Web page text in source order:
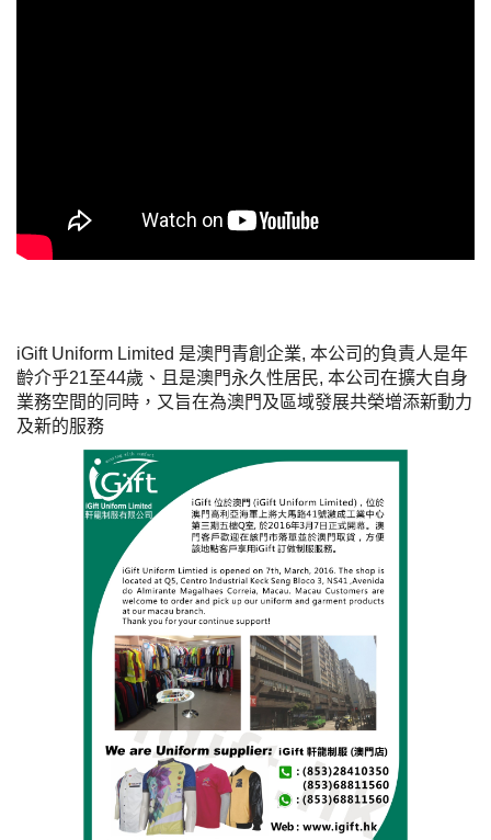
iGift Uniform Limited 是澳門青創企業, 本公司的負責人是年
齡介乎21至44歲、且是澳門永久性居民, 本公司在擴大自身
業務空間的同時，又旨在為澳門及區域發展共榮增添新動力
及新的服務